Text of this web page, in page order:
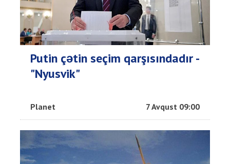
Putin çətin seçim qarşısındadır -
"Nyusvik"
Planet 7 Avqust 09:00